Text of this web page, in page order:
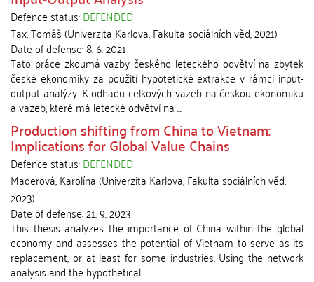
Defence status:DEFENDED
Tax, Tomáš(Univerzita Karlova, Fakulta sociálních věd,2021)
Date of defense:8. 6. 2021
Tato práce zkoumá vazby českého leteckého odvětví na zbytek
české ekonomiky za použití hypotetické extrakce v rámci input-
output analýzy. K odhadu celkových vazeb na českou ekonomiku
a vazeb, které má letecké odvětví na ...
Production shifting from China to Vietnam:
Implications for Global Value Chains
Defence status:DEFENDED
Maderová, Karolína(Univerzita Karlova, Fakulta sociálních věd,
2023)
Date of defense:21. 9. 2023
This thesis analyzes the importance of China within the global
economy and assesses the potential of Vietnam to serve as its
replacement, or at least for some industries. Using the network
analysis and the hypothetical ...